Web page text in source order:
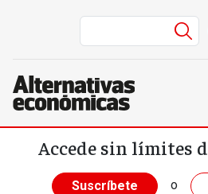
Pasar al contenido principal
Accede sin límites
Suscríbete o